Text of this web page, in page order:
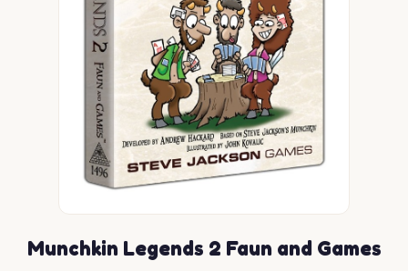
Munchkin Legends 2 Faun and Games